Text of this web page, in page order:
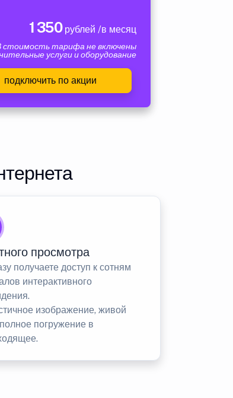
1 350рублей /в месяц
стоимость тарифа не включены
услуги и оборудование
подключить по акции
просмотра
получаете доступ к сотням
интерактивного
изображение, живой
погружение в